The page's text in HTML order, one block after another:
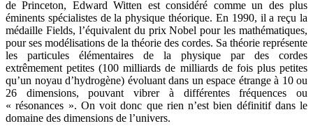
de Princeton, Edward Witten est considéré comme un des plus
éminents spécialistes de la physique théorique. En 1990, il a reçu la
médaille Fields, l’équivalent du prix Nobel pour les mathématiques,
pour ses modélisations de la théorie des cordes. Sa théorie représente
les particules élémentaires de la physique par des cordes
extrêmement petites (100 milliards de milliards de fois plus petites
qu’un noyau d’hydrogène) évoluant dans un espace étrange à 10 ou
26 dimensions, pouvant vibrer à différentes fréquences ou
« résonances ». On voit donc que rien n’est bien définitif dans le
domaine des dimensions de l’univers.